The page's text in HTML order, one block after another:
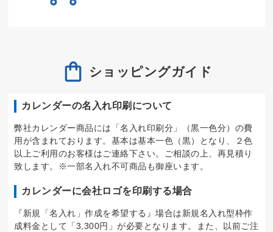
ショッピングガイド
カレンダーの名入れ印刷について
弊社カレンダー商品には「名入れ印刷分」（黒一色分）の費
用が含まれております。基本は基本一色（黒）となり、２色
以上ご利用のお客様はご連絡下さい。ご相談の上、再見積り
致します。※一部名入れ不可商品も御座います。
カレンダーに会社ロゴを印刷する場合
『新規「名入れ」作成を希望する』場合は新規名入れ型枠作
成料金として「3,300円」が必要となります。また、以前ご注